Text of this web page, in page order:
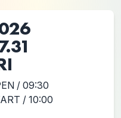
/ 09:30
/ 10:00